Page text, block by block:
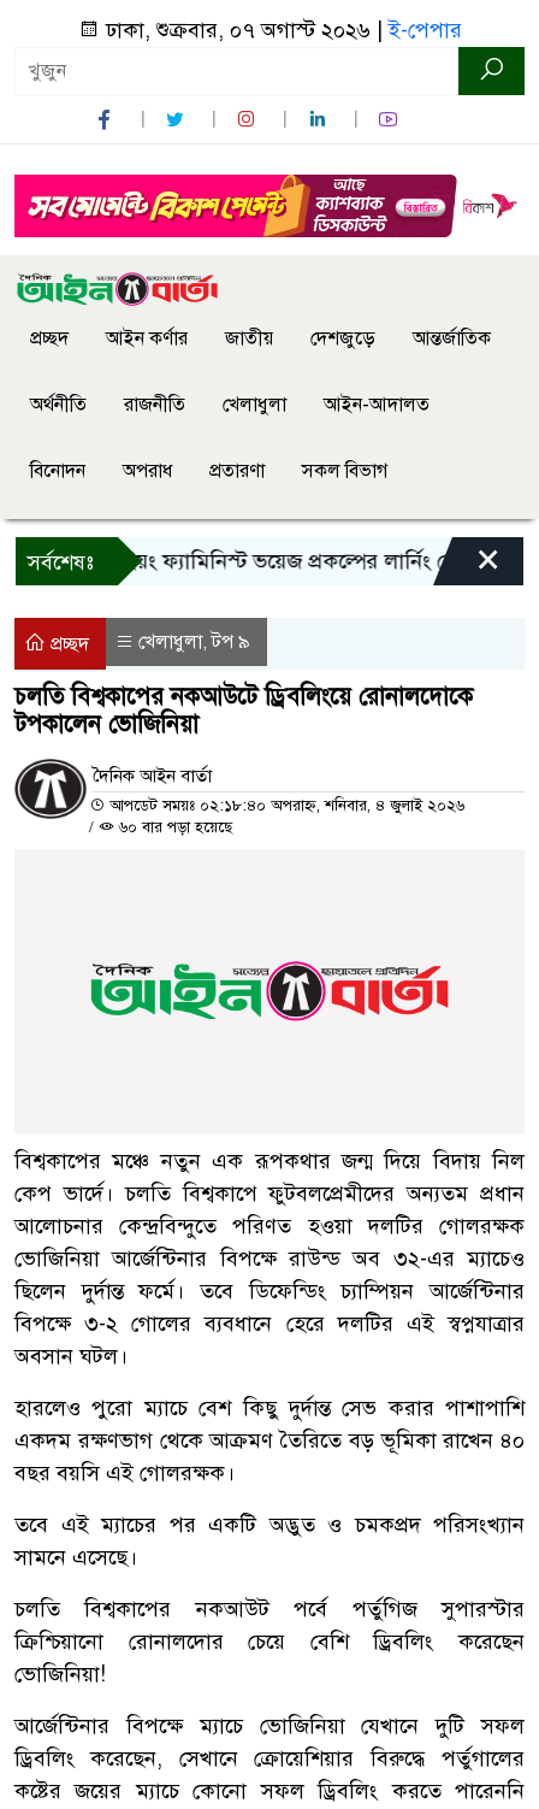
ঢাকা, শুক্রবার, ০৭ অগাস্ট ২০২৬ |ই-পেপার
প্রচ্ছদ আইন কর্ণার জাতীয় দেশজুড়ে আন্তর্জাতিক
অর্থনীতি রাজনীতি খেলাধুলা আইন-আদালত
বিনোদন অপরাধ প্রতারণা সকল বিভাগ
সর্বশেষঃ
বান্দরবানে ইয়ং ফ্যামিনিস্ট ভয়েজ প্রকল্পের লার্নিং শেয়ারিং×
প্রচ্ছদ খেলাধুলা,টপ ৯
চলতি বিশ্বকাপের নকআউটে ড্রিবলিংয়ে রোনালদোকে
টপকালেন ভোজিনিয়া
দৈনিক আইন বার্তা
আপডেট সময়ঃ ০২:১৮:৪০ অপরাহ্ন, শনিবার, ৪ জুলাই ২০২৬
/
৬০ বার পড়া হয়েছে
বিশ্বকাপের মঞ্চে নতুন এক রূপকথার জন্ম দিয়ে বিদায় নিল
কেপ ভার্দে। চলতি বিশ্বকাপে ফুটবলপ্রেমীদের অন্যতম প্রধান
আলোচনার কেন্দ্রবিন্দুতে পরিণত হওয়া দলটির গোলরক্ষক
ভোজিনিয়া আর্জেন্টিনার বিপক্ষে রাউন্ড অব ৩২-এর ম্যাচেও
ছিলেন দুর্দান্ত ফর্মে। তবে ডিফেন্ডিং চ্যাম্পিয়ন আর্জেন্টিনার
বিপক্ষে ৩-২ গোলের ব্যবধানে হেরে দলটির এই স্বপ্নযাত্রার
অবসান ঘটল।
হারলেও পুরো ম্যাচে বেশ কিছু দুর্দান্ত সেভ করার পাশাপাশি
একদম রক্ষণভাগ থেকে আক্রমণ তৈরিতে বড় ভূমিকা রাখেন ৪০
বছর বয়সি এই গোলরক্ষক।
তবে এই ম্যাচের পর একটি অদ্ভুত ও চমকপ্রদ পরিসংখ্যান
সামনে এসেছে।
চলতি বিশ্বকাপের নকআউট পর্বে পর্তুগিজ সুপারস্টার
ক্রিশ্চিয়ানো রোনালদোর চেয়ে বেশি ড্রিবলিং করেছেন
ভোজিনিয়া!
আর্জেন্টিনার বিপক্ষে ম্যাচে ভোজিনিয়া যেখানে দুটি সফল
ড্রিবলিং করেছেন, সেখানে ক্রোয়েশিয়ার বিরুদ্ধে পর্তুগালের
কষ্টের জয়ের ম্যাচে কোনো সফল ড্রিবলিং করতে পারেননি